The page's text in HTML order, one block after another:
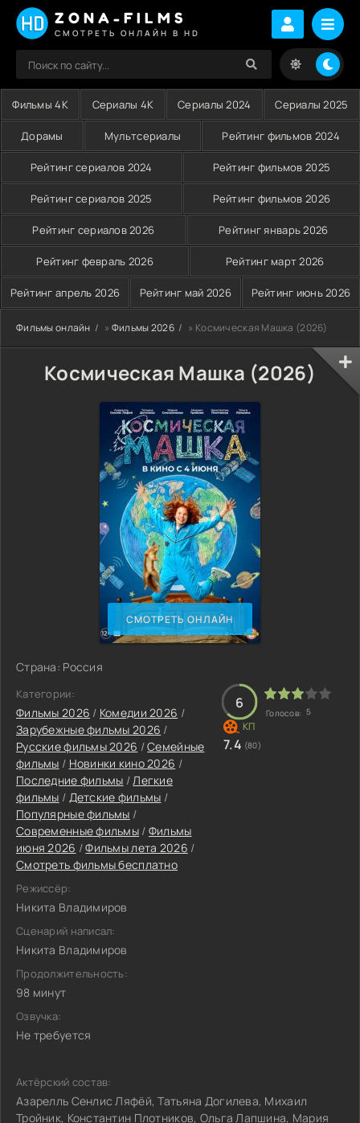
ZONA-FILMS
СМОТРЕТЬ ОНЛАЙН В HD
Фильмы 4K Сериалы 4K Сериалы 2024 Сериалы 2025
Дорамы Мультсериалы Рейтинг фильмов 2024
Рейтинг сериалов 2024 Рейтинг фильмов 2025
Рейтинг сериалов 2025 Рейтинг фильмов 2026
Рейтинг сериалов 2026 Рейтинг январь 2026
Рейтинг февраль 2026 Рейтинг март 2026
Рейтинг апрель 2026 Рейтинг май 2026 Рейтинг июнь 2026
Фильмы онлайн » Фильмы 2026 » Космическая Машка (2026)
Космическая Машка (2026)
СМОТРЕТЬ ОНЛАЙН
Страна: Россия
Категории:
Фильмы 2026 / Комедии 2026 /
Зарубежные фильмы 2026 /
Русские фильмы 2026 /Семейные
фильмы / Новинки кино 2026 /
Последние фильмы /Легкие
фильмы / Детские фильмы /
Популярные фильмы /
Современные фильмы / Фильмы
июня 2026 /Фильмы лета 2026 /
Смотреть фильмы бесплатно
Режиссёр:
Никита Владимиров
Сценарий написал:
Никита Владимиров
Продолжительность:
98 минут
Озвучка:
Не требуется
6
Голосов: 5
7.4 (80)
Актёрский состав:
Азарелль Сенлис Ляфёй, Татьяна Догилева, Михаил
Тройник, Константин Плотников, Ольга Лапшина, Мария